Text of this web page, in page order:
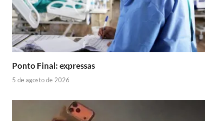
Ponto Final: expressas
5 de agosto de 2026